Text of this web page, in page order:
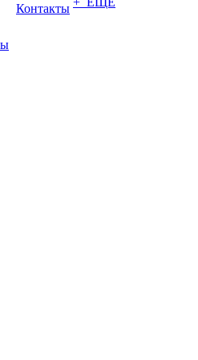
Контакты